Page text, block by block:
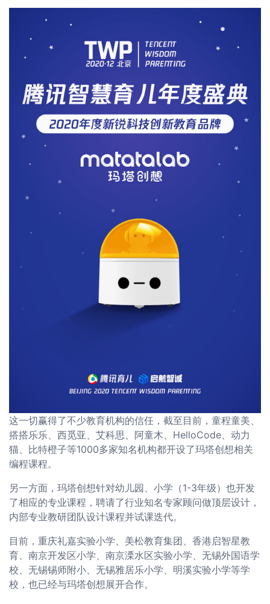
这一切赢得了不少教育机构的信任，截至目前，童程童美、
搭搭乐乐、西觅亚、艾科思、阿童木、HelloCode、动力
猫、比特橙子等1000多家知名机构都开设了玛塔创想相关
编程课程。
另一方面，玛塔创想针对幼儿园、小学（1-3年级）也开发
了相应的专业课程，聘请了行业知名专家顾问做顶层设计，
内部专业教研团队设计课程并试课迭代。
目前，重庆礼嘉实验小学、美松教育集团、香港启智星教
育、南京开发区小学、南京溧水区实验小学、无锡外国语学
校、无锡锡师附小、无锡雅居乐小学、明溪实验小学等学
校，也已经与玛塔创想展开合作。